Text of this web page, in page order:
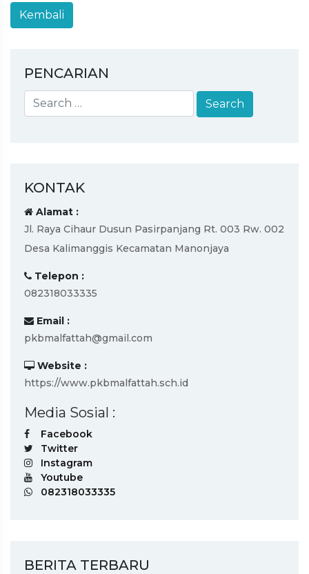
PENCARIAN
KONTAK
Alamat :
Jl. Raya Cihaur Dusun Pasirpanjang Rt. 003 Rw. 002
Desa Kalimanggis Kecamatan Manonjaya
Telepon :
082318033335
Email :
pkbmalfattah@gmail.com
Website :
https://www.pkbmalfattah.sch.id
Media Sosial :
Facebook
Twitter
Instagram
Youtube
082318033335
BERITA TERBARU